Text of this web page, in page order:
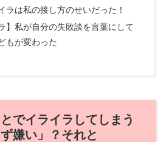
ラは私の接し方のせいだった！
】私が自分の失敗談を言葉にして
もが変わった
でイライラしてしまう
嫌い」？それと